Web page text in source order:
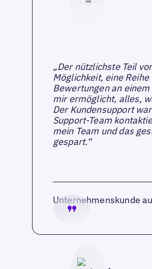
„Der nützlichste Teil
Möglichkeit, eine
Bewertungen an
mir ermöglicht, alles,
Der Kundensupport
Support-Team
mein Team und das
gespart.“
Unternehmenskunde